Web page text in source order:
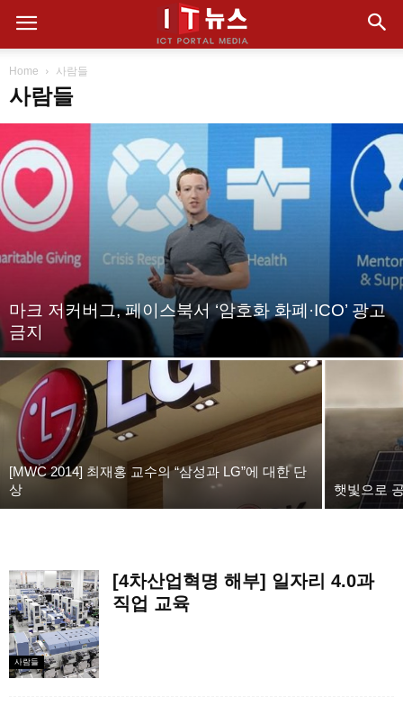
Home 사람들
사람들
마크 저커버그, 페이스북서 ‘암호화 화폐·ICO’ 광고
금지
[MWC 2014] 최재홍 교수의 “삼성과 LG”에 대한 단
상
햇빛으로
사람들
[4차산업혁명 해부] 일자리 4.0과
직업 교육